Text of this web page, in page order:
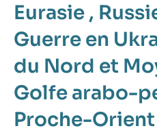
Eurasie ,
Guerre en
du Nord et
Golfe arabo-
Proche-Orient